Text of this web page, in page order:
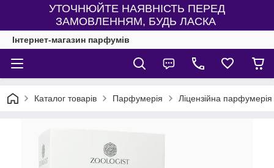
УТОЧНЮЙТЕ НАЯВНІСТЬ ПЕРЕД
ЗАМОВЛЕННЯМ, БУДЬ ЛАСКА
Інтернет-магазин парфумів
Каталог товарів Парфумерія Ліцензійна парфумерія